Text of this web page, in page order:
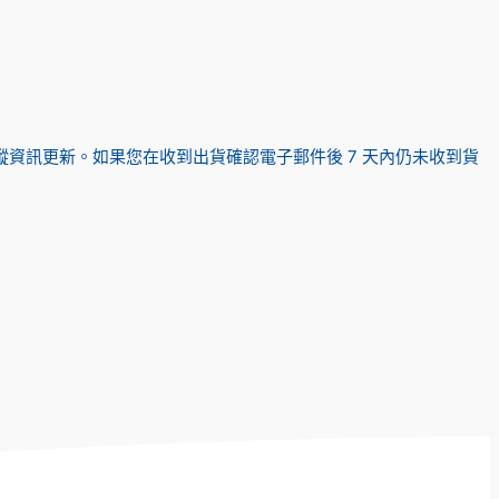
訊更新。如果您在收到出貨確認電子郵件後 7 天內仍未收到貨